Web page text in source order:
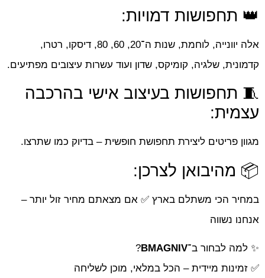
👑 תחפושות דמויות:
אלה יוונייה, לוחמת, שנות ה־20, 60, 80, דיסקו, רטרו,
קדמונית, שלגיה, קומיקס, שדון ועוד עשרות עיצובים מפתיעים.
🧵 תחפושות בעיצוב אישי בהרכבה
עצמית:
מגוון פריטים ליצירת תחפושת חופשית – בדיוק כמו שתרצו.
📦 מהיבואן לצרכן:
במחיר הכי משתלם בארץ ✅ אם מצאתם מחיר זול יותר –
אנחנו נשווה
✨ למה לבחור ב־BMAGNIV
?
✅ זמינות מיידית – הכל במלאי, מוכן לשליחה